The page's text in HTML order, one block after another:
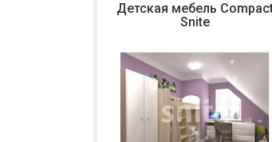
Детская мебель
Snite